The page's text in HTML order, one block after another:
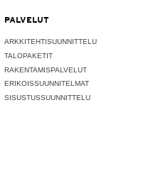
PALVELUT
ARKKITEHTISUUNNITTELU
TALOPAKETIT
RAKENTAMISPALVELUT
ERIKOISSUUNNITELMAT
SISUSTUSSUUNNITTELU